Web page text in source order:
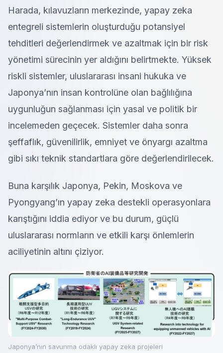
Harada, kılavuzların merkezinde, yapay zeka
entegreli sistemlerin oluşturduğu potansiyel
tehditleri değerlendirmek ve azaltmak için bir risk
yönetimi sürecinin yer aldığını belirtmekte. Yüksek
riskli sistemler, uluslararası insani hukuka ve
Japonya’nın insan kontrolüne olan bağlılığına
uygunluğun sağlanması için yasal ve politik bir
incelemeden geçecek. Sistemler daha sonra
şeffaflık, güvenilirlik, emniyet ve önyargı azaltma
gibi sıkı teknik standartlara göre değerlendirilecek.
Buna karşılık Japonya, Pekin, Moskova ve
Pyongyang’ın yapay zeka destekli operasyonlara
karıştığını iddia ediyor ve bu durum, güçlü
uluslararası normların ve etkili karşı önlemlerin
aciliyetinin altını çiziyor.
Japonya’nın savunma odaklı yapay zeka projeleri